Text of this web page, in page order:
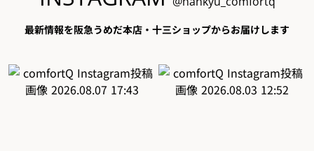
最新情報を阪急うめだ本店・十三ショップからお届けします